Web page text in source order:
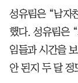
성유림은 “남자
했다. 성유림은
임들과 시간을
안 된지 두 달 정